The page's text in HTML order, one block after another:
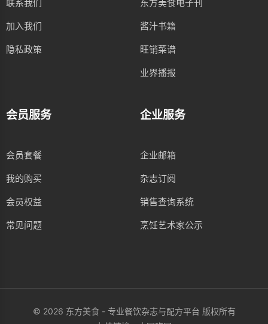
联系我们
加入我们
隐私政策
东方美食电子刊
酱汁书籍
旺销菜谱
业界播报
会员服务
会员套餐
我的购买
会员权益
常见问题
企业服务
企业邮箱
杂志订阅
销售查询系统
烹饪艺术家公示
© 2026 东方美食 - 专业餐饮杂志与配方平台 版权所有